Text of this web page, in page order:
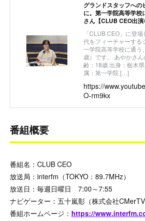
グランドスタッフへの
に。第一学院高等学
さん【CLUB CEO出演
「CLUB CEO」に登
代をフィーチャーする
一学院高等学校に通う
歳）です。 あやかさ
齢：18歳 出身：栃木
属：第一学院 […]
https://
O-rm9kx
番組概要
番組名：CLUB CEO
放送局：interfm（TOKYO：89.7MHz）
放送日：毎週日曜日 7:00～7:55
ナビゲーター：五十嵐彰（株式会社CMerTV
番組ホームページ： https://